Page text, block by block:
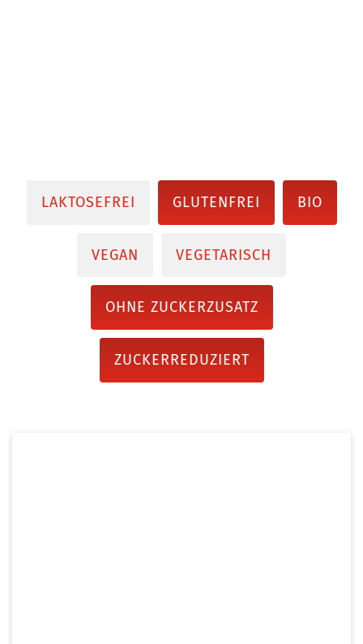
LAKTOSEFREI GLUTENFREI BIO
VEGAN VEGETARISCH
OHNE ZUCKERZUSATZ
ZUCKERREDUZIERT